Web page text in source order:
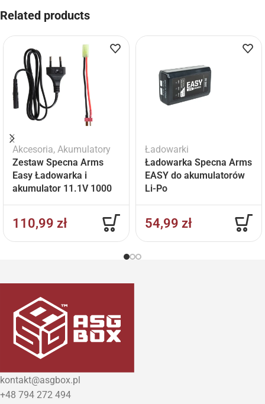
Related products
Akcesoria, Akumulatory
Zestaw Specna Arms
Easy Ładowarka i
akumulator 11.1V 1000
110,99 zł
Ładowarki
Ładowarka Specna Arms
EASY do akumulatorów
Li-Po
54,99 zł
kontakt@asgbox.pl
+48 794 272 494